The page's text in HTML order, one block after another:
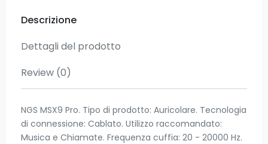
Descrizione
Dettagli del prodotto
Review (0)
NGS MSX9 Pro. Tipo di prodotto: Auricolare. Tecnologia
di connessione: Cablato. Utilizzo raccomandato:
Musica e Chiamate. Frequenza cuffia: 20 - 20000 Hz.